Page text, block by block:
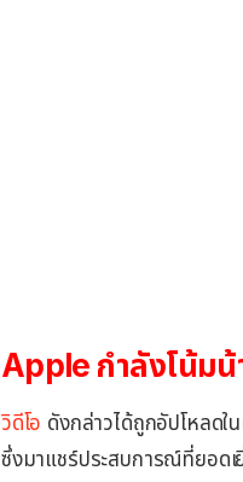
Apple กำลังโน้มน้
วิดีโอ ดังกล่าวได้ถูกอัปโหลด
ซึ่งมาแชร์ประสบการณ์ที่ยอด